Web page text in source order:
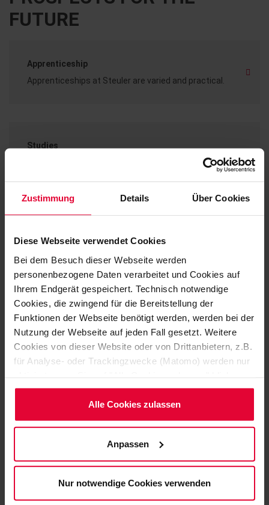
Zustimmung Details Über Cookies
Diese Webseite verwendet Cookies
Bei dem Besuch dieser Webseite werden
personenbezogene Daten verarbeitet und Cookies auf
Ihrem Endgerät gespeichert. Technisch notwendige
Cookies, die zwingend für die Bereitstellung der
Funktionen der Webseite benötigt werden, werden bei der
Nutzung der Webseite auf jeden Fall gesetzt. Weitere
Cookies von dieser Website oder von Drittanbietern, z.B.
für Analyse- oder Trackingzwecke (Matomo) werden nur
Möchten Sie dies nicht, klicken Sie bitte auf "Nur
notwendige Cookies verwenden". Mehr dazu
(einschließlich der Möglichkeit, die Einwilligungserklärung
Cookie-Hinweis(Link im Fuß der Website)
bzw. derDatenschutzerklärung.
Alle Cookies zulassen
Anpassen
Nur notwendige Cookies verwenden
FUTURE
Apprenticeship
Apprenticeships at Steuler are varied and practical.
Studies
Bring your professional experience and your
Location Advantages
Welcome to your new home.
Job portal
You can find our current vacancies here.